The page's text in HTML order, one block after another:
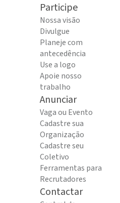
Participe
Nossa visão
Divulgue
Planeje com
antecedência
Use a logo
Apoie nosso
trabalho
Anunciar
Vaga ou Evento
Cadastre sua
Organização
Cadastre seu
Coletivo
Ferramentas para
Recrutadores
Contactar